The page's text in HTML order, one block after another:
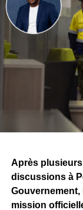
Après
discussions à
Gouvernement,
mission